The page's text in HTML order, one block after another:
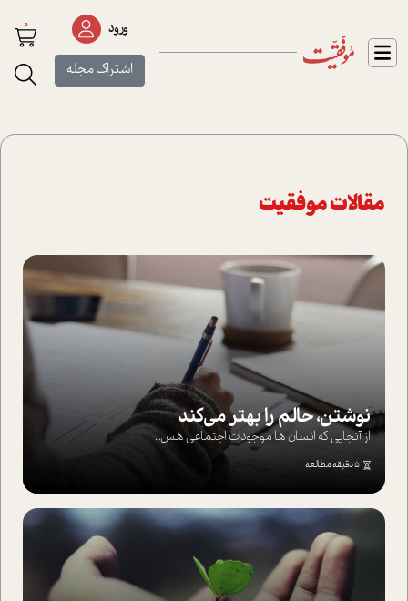
ورود
اشتراک مجله
0
مقالات موفقیت
نوشتن، حالم را بهتر می‌کند
از آنجایی که انسان ها موجودات اجتماعی هس...
5 دقیقه مطالعه